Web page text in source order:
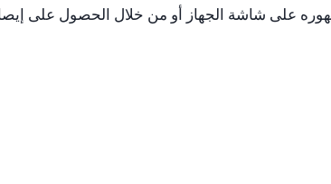
على شاشة الجهاز أو من خلال الحصول على